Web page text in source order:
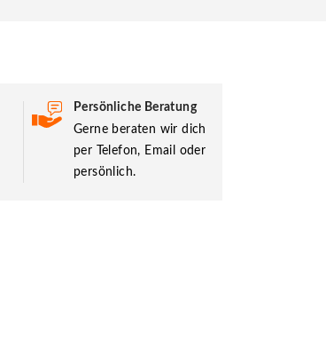
Persönliche Beratung
Gerne beraten wir dich
per Telefon, Email oder
persönlich.